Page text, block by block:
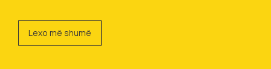
Lexo më shumë